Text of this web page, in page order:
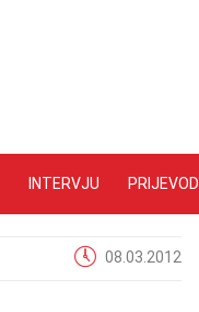
INTERVJU PRIJEVODI
08.03.2012